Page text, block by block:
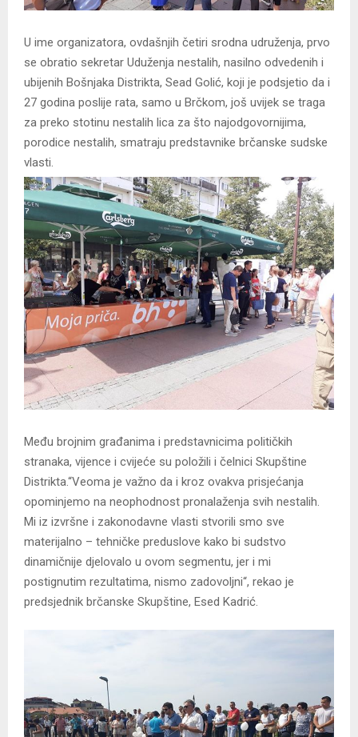
U ime organizatora, ovdašnjih četiri srodna udruženja, prvo
se obratio sekretar Uduženja nestalih, nasilno odvedenih i
ubijenih Bošnjaka Distrikta, Sead Golić, koji je podsjetio da i
27 godina poslije rata, samo u Brčkom, još uvijek se traga
za preko stotinu nestalih lica za što najodgovornijima,
porodice nestalih, smatraju predstavnike brčanske sudske
vlasti.
Među brojnim građanima i predstavnicima političkih
stranaka, vijence i cvijeće su položili i čelnici Skupštine
Distrikta.“Veoma je važno da i kroz ovakva prisjećanja
opominjemo na neophodnost pronalaženja svih nestalih.
Mi iz izvršne i zakonodavne vlasti stvorili smo sve
materijalno – tehničke preduslove kako bi sudstvo
dinamičnije djelovalo u ovom segmentu, jer i mi
postignutim rezultatima, nismo zadovoljni“, rekao je
predsjednik brčanske Skupštine, Esed Kadrić.